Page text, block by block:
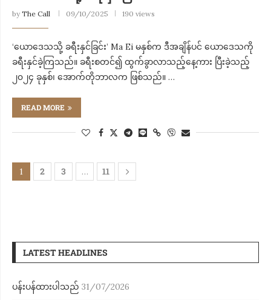
by The Call 09/10/2025 190 views
‘ယောဒေသသို့ ခရီးနှင်ခြင်း’ Ma Ei မနှစ်က ဒီအချိန်ပင် ယောဒေသကို
ခရီးနှင်ခဲ့ကြသည်။ ခရီးစတင်၍ ထွက်ခွာလာသည့်နေ့ကား ပြီးခဲ့သည့်
၂၀၂၄ ခုနှစ်၊ အောက်တိုဘာလက ဖြစ်သည်။ …
READ MORE
1 2 3 … 11
LATEST HEADLINES
ပန်းပန်ထားပါသည် 31/07/2026